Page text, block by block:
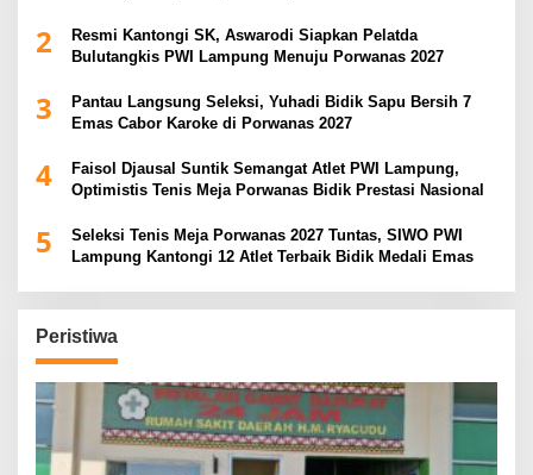
2
Resmi Kantongi SK, Aswarodi Siapkan Pelatda
Bulutangkis PWI Lampung Menuju Porwanas 2027
3
Pantau Langsung Seleksi, Yuhadi Bidik Sapu Bersih 7
Emas Cabor Karoke di Porwanas 2027
4
Faisol Djausal Suntik Semangat Atlet PWI Lampung,
Optimistis Tenis Meja Porwanas Bidik Prestasi Nasional
5
Seleksi Tenis Meja Porwanas 2027 Tuntas, SIWO PWI
Lampung Kantongi 12 Atlet Terbaik Bidik Medali Emas
Peristiwa